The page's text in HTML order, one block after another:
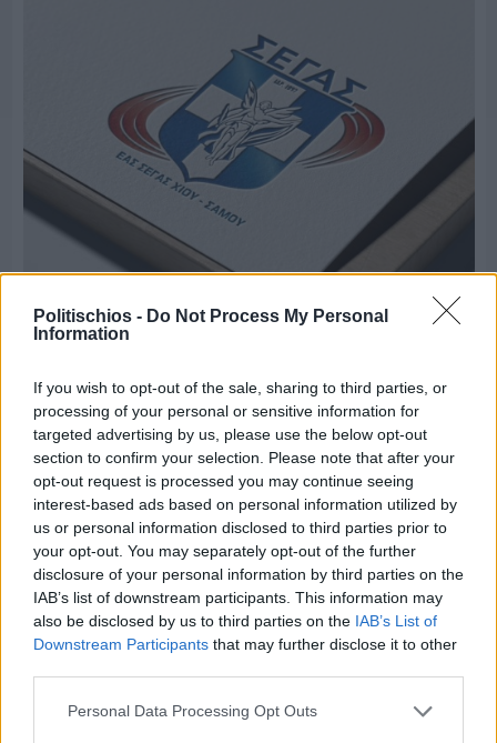
Politischios - Do Not Process My Personal
Information
If you wish to opt-out of the sale, sharing to third parties, or
processing of your personal or sensitive information for
targeted advertising by us, please use the below opt-out
section to confirm your selection. Please note that after your
opt-out request is processed you may continue seeing
interest-based ads based on personal information utilized by
us or personal information disclosed to third parties prior to
your opt-out. You may separately opt-out of the further
disclosure of your personal information by third parties on the
IAB’s list of downstream participants. This information may
also be disclosed by us to third parties on the IAB’s List of
Downstream Participants that may further disclose it to other
Personal Data Processing Opt Outs
Πριν 7 ημέρες
Ελλάδας–Κύπρου Κ18 ο Δημήτρης Τέλλιος